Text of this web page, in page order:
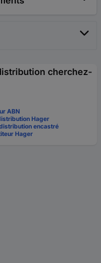
cherchez-
ABN
Hager
encastré
Hager